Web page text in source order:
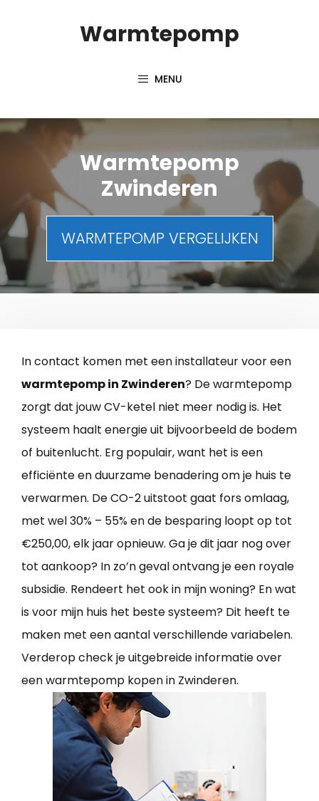
Warmtepomp
MENU
Warmtepomp
Zwinderen
WARMTEPOMP VERGELIJKEN
In contact komen met een installateur voor een
warmtepomp in Zwinderen? De warmtepomp
zorgt dat jouw CV-ketel niet meer nodig is. Het
systeem haalt energie uit bijvoorbeeld de bodem
of buitenlucht. Erg populair, want het is een
efficiënte en duurzame benadering om je huis te
verwarmen. De CO-2 uitstoot gaat fors omlaag,
met wel 30% – 55% en de besparing loopt op tot
€250,00, elk jaar opnieuw. Ga je dit jaar nog over
tot aankoop? In zo’n geval ontvang je een royale
subsidie. Rendeert het ook in mijn woning? En wat
is voor mijn huis het beste systeem? Dit heeft te
maken met een aantal verschillende variabelen.
Verderop check je uitgebreide informatie over
een warmtepomp kopen in Zwinderen.